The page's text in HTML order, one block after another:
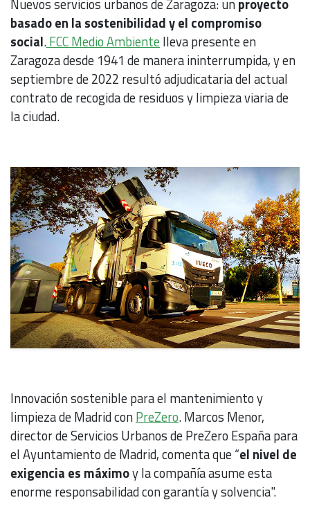
Nuevos servicios urbanos de Zaragoza: unproyecto
basado en la sostenibilidad y el compromiso
social.FCC Medio Ambiente lleva presente en
Zaragoza desde 1941 de manera ininterrumpida, y en
septiembre de 2022 resultó adjudicataria del actual
contrato de recogida de residuos y limpieza viaria de
la ciudad.
Innovación sostenible para el mantenimiento y
limpieza de Madrid conPreZero. Marcos Menor,
director de Servicios Urbanos de PreZero España para
el Ayuntamiento de Madrid, comenta que “el nivel de
exigencia es máximoy la compañía asume esta
enorme responsabilidad con garantía y solvencia".